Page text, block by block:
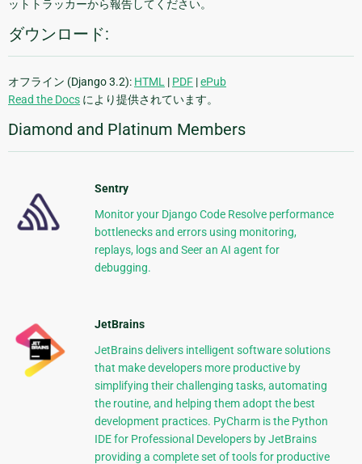
ットトラッカーから報告してください。
ダウンロード:
オフライン (Django 3.2): HTML | PDF |ePub
Read the Docs により提供されています。
Diamond and Platinum Members
Sentry
Monitor your Django Code Resolve performance
bottlenecks and errors using monitoring,
replays, logs and Seer an AI agent for
debugging.
JetBrains
JetBrains delivers intelligent software solutions
that make developers more productive by
simplifying their challenging tasks, automating
the routine, and helping them adopt the best
development practices. PyCharm is the Python
IDE for Professional Developers by JetBrains
providing a complete set of tools for productive